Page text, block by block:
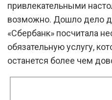
привлекательными
возможно. Дошло дело
«Сбербанк» посчитала
обязательную услугу,
останется более чем